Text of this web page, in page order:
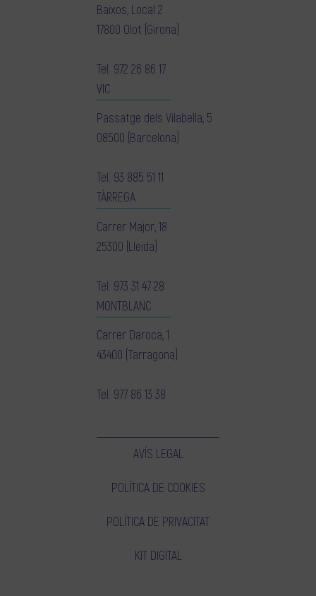
Baixos, Local 2
17800 Olot (Girona)
Tel. 972 26 86 17
VIC
Passatge dels Vilabella, 5
08500 (Barcelona)
Tel. 93 885 51 11
TÀRREGA
Carrer Major, 18
25300 (Lleida)
Tel. 973 31 47 28
MONTBLANC
Carrer Daroca, 1
43400 (Tarragona)
Tel. 977 86 13 38
AVÍS LEGAL
POLÍTICA DE COOKIES
POLÍTICA DE PRIVACITAT
KIT DIGITAL